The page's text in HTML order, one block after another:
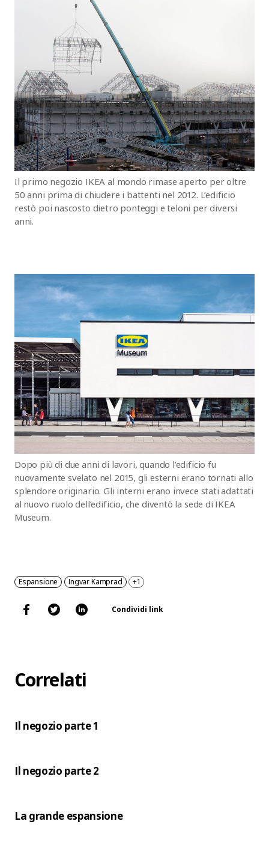
Il primo negozio IKEA al mondo rimase aperto per oltre
50 anni prima di chiudere i battenti nel 2012. L’edificio
restò poi nascosto dietro ponteggi e teloni per diversi
anni.
Dopo più di due anni di lavori, quando l’edificio fu
nuovamente svelato nel 2015, gli esterni erano tornati allo
splendore originario. Gli interni erano invece stati adattati
al nuovo ruolo dell’edificio, che diventò la sede di IKEA
Museum.
Condividi link
Espansione Ingvar Kamprad +1
Correlati
Il negozio parte 1
Il negozio parte 2
La grande espansione